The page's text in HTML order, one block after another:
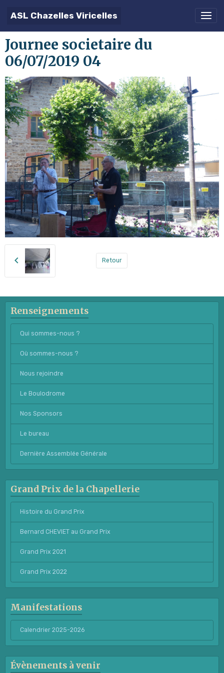
ASL Chazelles Viricelles
Journee societaire du
06/07/2019 04
Retour
Renseignements
Qui sommes-nous ?
Où sommes-nous ?
Nous rejoindre
Le Boulodrome
Nos Sponsors
Le bureau
Dernière Assemblée Générale
Grand Prix de la Chapellerie
Histoire du Grand Prix
Bernard CHEVIET au Grand Prix
Grand Prix 2021
Grand Prix 2022
Manifestations
Calendrier 2025-2026
Évènements à venir